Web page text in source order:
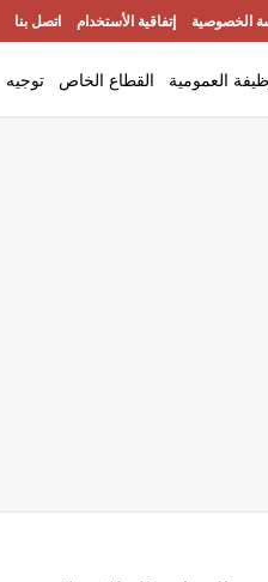
الخصوصية إتفاقية الأستخدام اتصل بنا
العمومية القطاع الخاص توجيه